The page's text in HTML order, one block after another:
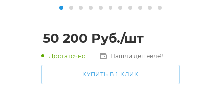
50 200 Руб./шт
Достаточно Нашли дешевле?
КУПИТЬ В 1 КЛИК